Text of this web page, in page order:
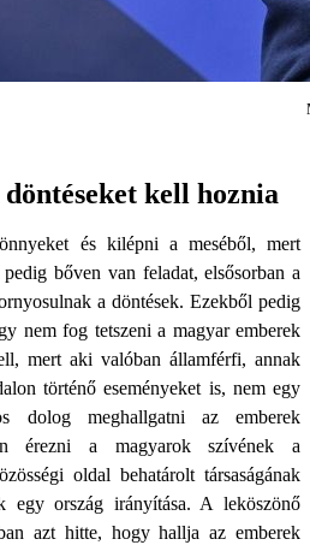
kell hoznia
és kilépni a meséből, mert
bőven van feladat, elsősorban a
a döntések. Ezekből pedig
nem fog tetszeni a magyar emberek
mert aki valóban államférfi, annak
történő eseményeket is, nem egy
dolog meghallgatni az emberek
érezni a magyarok szívének a
oldal behatárolt társaságának
egy ország irányítása. A leköszönő
azt hitte, hogy hallja az emberek